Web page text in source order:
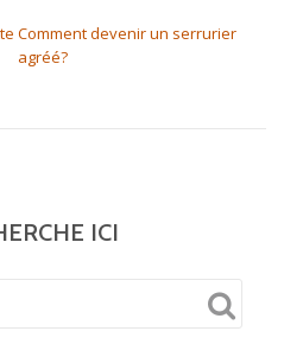
Comment devenir un serrurier
agréé?
ICI